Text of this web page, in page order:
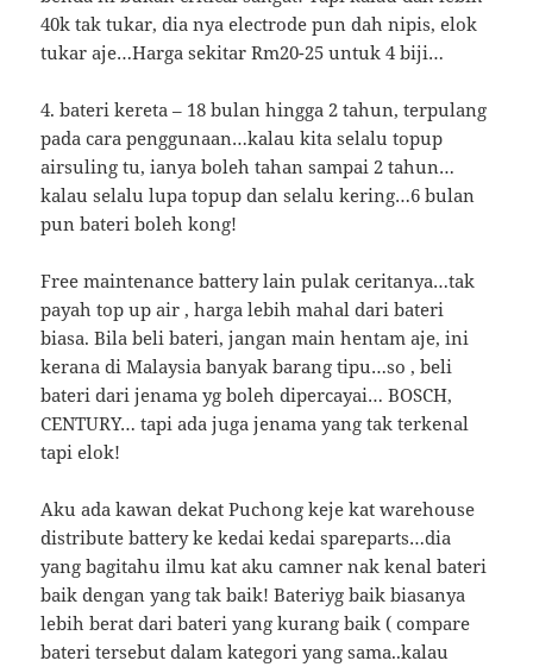
40k tak tukar, dia nya electrode pun dah nipis, elok
tukar aje…Harga sekitar Rm20-25 untuk 4 biji…
4. bateri kereta – 18 bulan hingga 2 tahun, terpulang
pada cara penggunaan…kalau kita selalu topup
airsuling tu, ianya boleh tahan sampai 2 tahun…
kalau selalu lupa topup dan selalu kering…6 bulan
pun bateri boleh kong!
Free maintenance battery lain pulak ceritanya…tak
payah top up air , harga lebih mahal dari bateri
biasa. Bila beli bateri, jangan main hentam aje, ini
kerana di Malaysia banyak barang tipu…so , beli
bateri dari jenama yg boleh dipercayai… BOSCH,
CENTURY… tapi ada juga jenama yang tak terkenal
tapi elok!
Aku ada kawan dekat Puchong keje kat warehouse
distribute battery ke kedai kedai spareparts…dia
yang bagitahu ilmu kat aku camner nak kenal bateri
baik dengan yang tak baik! Bateriyg baik biasanya
lebih berat dari bateri yang kurang baik ( compare
bateri tersebut dalam kategori yang sama..kalau